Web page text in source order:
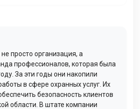
просто организация, а
профессионалов, которая была
За эти годы они накопили
в сфере охранных услуг. Их
безопасность клиентов
области. В штате компании